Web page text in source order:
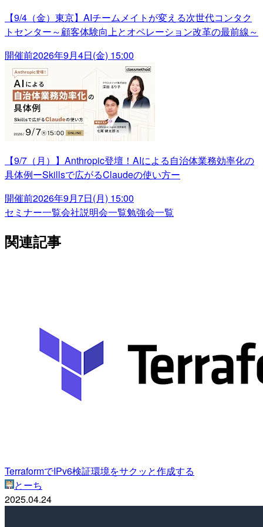
【9/4（金）東京】AIチームメイトが変える次世代コンタク
トセンター～顧客体験向上とオペレーション改革の最前線～
開催前2026年9月4日(金) 15:00
【9/7（月）】Anthropic登壇！AIによる自治体業務効率化の
具体例ーSkillsで広がるClaudeの使い方ー
開催前2026年9月7日(月) 15:00
セミナー一覧会社説明会一覧勉強会一覧
関連記事
TerraformでIPv6検証環境をサクッと作成する
とーち
2025.04.24